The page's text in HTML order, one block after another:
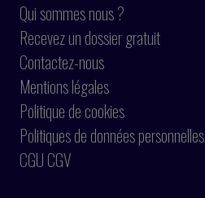
Qui sommes nous ?
Recevez un dossier gratuit
Contactez-nous
Mentions légales
Politique de cookies
Politiques de données personnelles
CGU CGV